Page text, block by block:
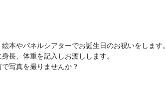
本やパネルシアターでお誕生日のお祝いをします。
長、体重を記入しお渡しします。
写真を撮りませんか？